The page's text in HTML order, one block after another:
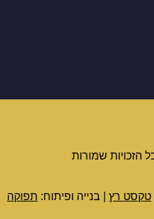
טקסט רץ | בנייה ופיתוח: תפוקה